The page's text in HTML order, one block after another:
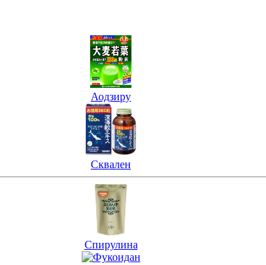
Аодзиру
Сквален
Спирулина